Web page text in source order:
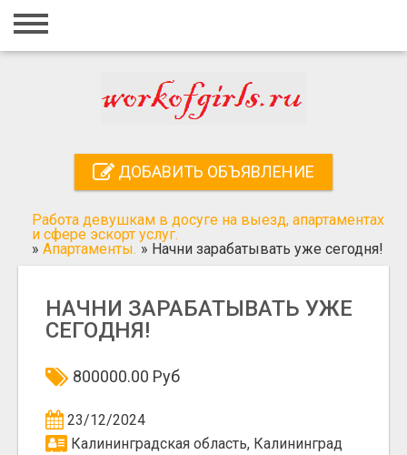
Главная
Регистрация
Добавить объявление
Поиск
ДОБАВИТЬ ОБЪЯВЛЕНИЕ
Работа девушкам в досуге на выезд, апартаментах
и сфере эскорт услуг.
» Апартаменты. » Начни зарабатывать уже сегодня!
НАЧНИ ЗАРАБАТЫВАТЬ УЖЕ
СЕГОДНЯ!
800000.00 Руб
23/12/2024
Калининградская область, Калининград